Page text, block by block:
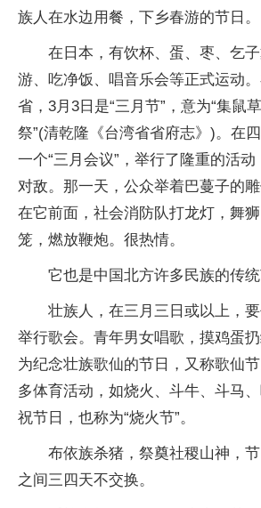
族人在水边用餐，下乡春游的节日。
在日本，有饮杯、蛋、枣、乞
游、吃净饭、唱音乐会等正式运动
省，3月3日是“三月节”，意为“集鼠
祭”(清乾隆《台湾省省府志》)。在
一个“三月会议”，举行了隆重的活
对敌。那一天，公众举着巴蔓子的
在它前面，社会消防队打龙灯，舞
笼，燃放鞭炮。很热情。
它也是中国北方许多民族的传统
壮族人，在三月三日或以上，
举行歌会。青年男女唱歌，摸鸡蛋
为纪念壮族歌仙的节日，又称歌仙
多体育活动，如烧火、斗牛、斗马
祝节日，也称为“烧火节”。
布依族杀猪，祭奠社稷山神，
之间三四天不交换。